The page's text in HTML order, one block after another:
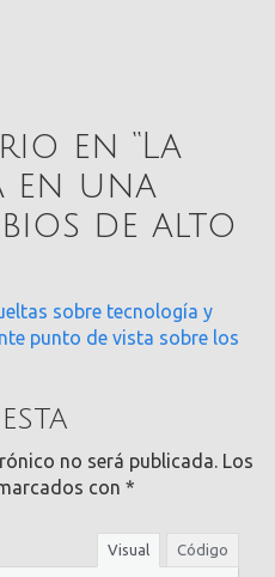
en “La
en una
de alto
sobre tecnología y
punto de vista sobre los
no será publicada. Los
con *
Visual Código